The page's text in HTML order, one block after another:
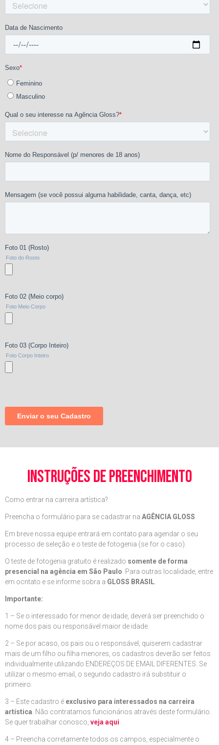
instruções de preenchimento
Como entrar na carreira artística?
Preencha o formulário para se cadastrar na AGÊNCIA GLOSS
Em breve nossa equipe entrará em contato para agendar o seu
processo de seleção e o teste de fotogenia (se for o caso).
O teste de fotogenia gratuito é realizado somente de forma
presencial na agência em São Paulo . Para outras localidade, entre
em ocntato e se informe sobra a GLOSS BRASIL
Importante:
1 – Se o interessado for menor de idade, deverá ser preenchido o
nome dos pais ou responsável maior de idade.
2 – Se por acaso, os pais ou o responsável, quiserem cadastrar
mais de um filho ou filha menores, os cadastros deverão ser feitos
individualmente utilizando ENDEREÇOS DE EMAIL DIFERENTES. Se
utilizar o mesmo email, o segundo cadastro irá substituir o
primeiro.
3 – Este cadastro é exclusivo para interessados na carreira
artística . Não contratamos funcionários através deste formulário.
Se quer trabalhar conosco, veja aqui
4 – Preencha corretamente todos os campos, especialmente o